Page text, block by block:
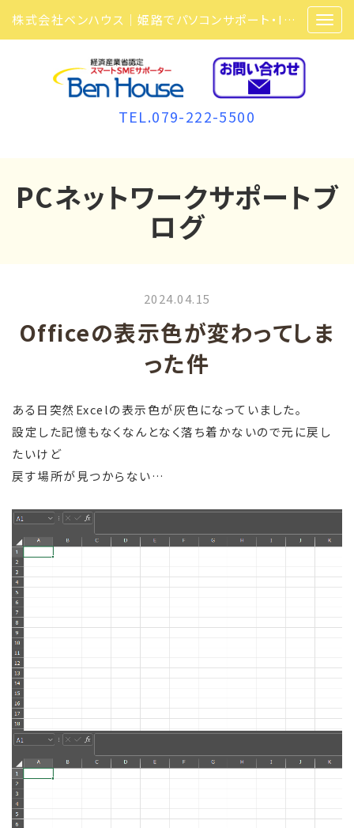
株式会社ベンハウス｜姫路でパソコンサポート・ITサポート・ITセキュリティ・複合機・ビジネスフォンなら弊社にお任せ
TEL.079-222-5500
PCネットワークサポートブ
ログ
2024.04.15
Officeの表示色が変わってしま
った件
ある日突然Excelの表示色が灰色になっていました。
設定した記憶もなくなんとなく落ち着かないので元に戻し
たいけど
戻す場所が見つからない…